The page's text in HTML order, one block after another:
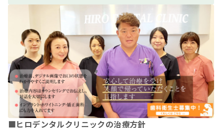
■ヒロデンタルクリニックの治療方針